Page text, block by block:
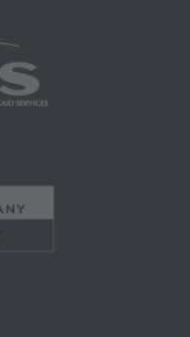
PÁGINA.
por
los EE.UU.